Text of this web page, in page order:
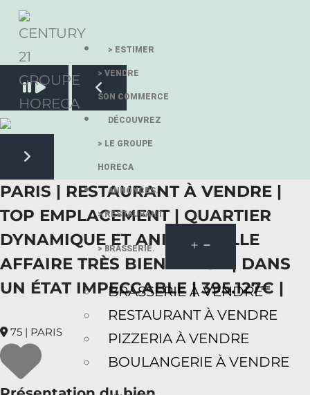
> ESTIMER
> VENDRE
SON COMMERCE
DÉCOUVREZ
> LE GROUPE
HORECA
ANNONCES.
> RESTAURANT.
> BRASSERIE.
BRASSERIE À VENDRE
RESTAURANT À VENDRE
PIZZERIA À VENDRE
BOULANGERIE À VENDRE
Pause slide rotation
Resume slide rotation
Previous slide
Next slide
PARIS | RESTAURANT À VENDRE |
TOP EMPLACEMENT | QUARTIER
DYNAMIQUE ET ANIMÉ | BELLE
AFFAIRE TRÈS BIEN TENUE | DANS
UN ÉTAT IMPECCABLE | 395.127€ |
75 | PARIS